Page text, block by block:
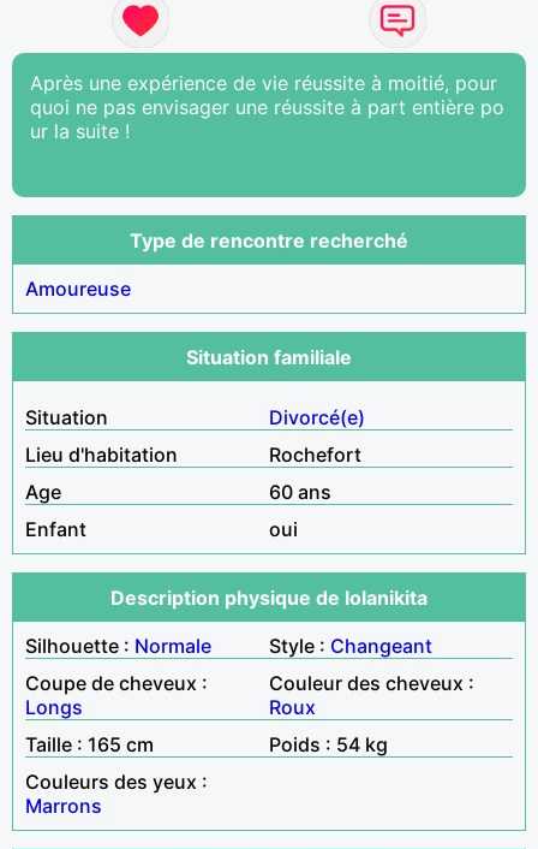
Après une expérience de vie réussite à moitié, pour
quoi ne pas envisager une réussite à part entière po
ur la suite !
Type de rencontre recherché
Amoureuse
Situation familiale
Situation
Divorcé(e)
Lieu d'habitation
Rochefort
Age
60 ans
Enfant
oui
Description physique de lolanikita
Silhouette : Normale Style : Changeant
Coupe de cheveux :
Longs
Couleur des cheveux :
Roux
Taille : 165 cm
Poids : 54 kg
Couleurs des yeux :
Marrons